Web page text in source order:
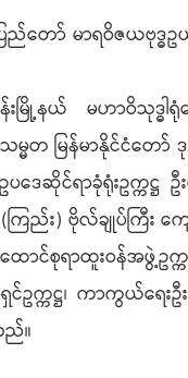
တော် မာရဝိဇယဗုဒ္ဓ
မြို့နယ် မဟာဝိသုဒ္ဓ
မတ မြန်မာနိုင်ငံတေ
ေဆိုင်ရာခုံရုံးဥက္ကဋ္ဌ
ည်း) ဗိုလ်ချုပ်ကြီး ကျ
ောင်စုရာထူးဝန်အဖွဲ့ဥက္
ဥက္ကဋ္ဌ၊ ကာကွယ်ရေး
ည်။